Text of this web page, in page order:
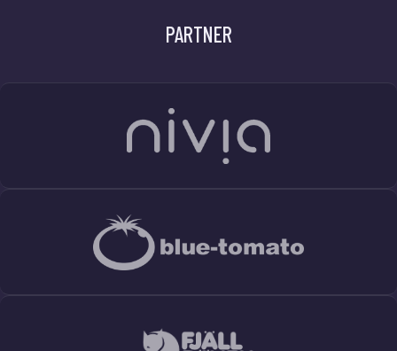
PARTNER